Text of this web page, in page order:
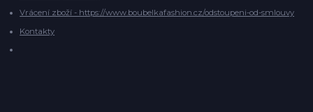
Vrácení zboží - https://www.boubelkafashion.cz/odstoupeni-od-smlouvy
Kontakty